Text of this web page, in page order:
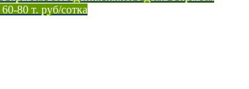
80 т. руб/сотка